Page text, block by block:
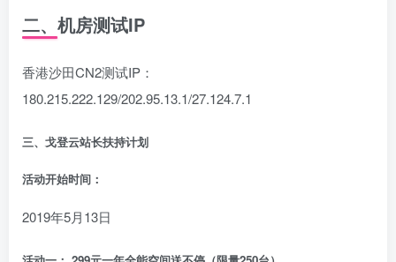
二、机房测试IP
香港沙田CN2测试IP：
180.215.222.129/202.95.13.1/27.124.7.1
三、戈登云站长扶持计划
活动开始时间：
2019年5月13日